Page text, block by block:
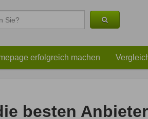
erfolgreich machen
besten